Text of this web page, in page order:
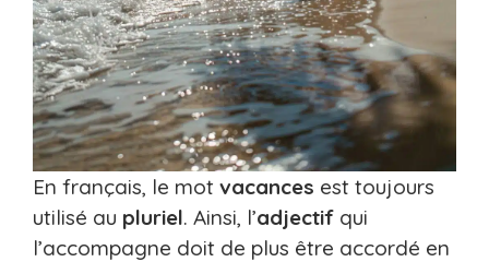
En français, le mot vacances est toujours
utilisé au pluriel. Ainsi, l’adjectif qui
l’accompagne doit de plus être accordé en